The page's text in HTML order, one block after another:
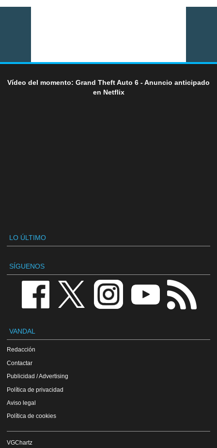
Vídeo del momento: Grand Theft Auto 6 - Anuncio anticipado
en Netflix
LO ÚLTIMO
SÍGUENOS
VANDAL
Redacción
Contactar
Publicidad / Advertising
Política de privacidad
Aviso legal
Política de cookies
VGChartz